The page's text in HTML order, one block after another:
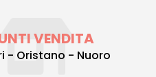
VENDITA
- Oristano - Nuoro